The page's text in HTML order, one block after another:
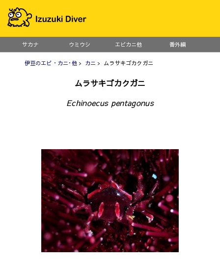
サカナ ウミウシ エビカニ他 番外編
伊豆のエビ・カニ･他> カニ > ムラサキゴカクガニ
ムラサキゴカクガニ
Echinoecus pentagonus